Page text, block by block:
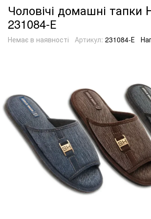
Чоловічі домашні тапки
231084-Е
Немає в наявності Артикул: 231084-Е